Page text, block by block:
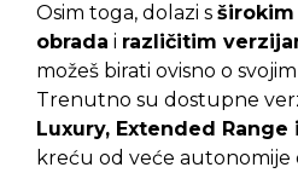
Osim toga, dolazi s
obrada i različitim
možeš birati ovisno o
Trenutno su dostupne
Luxury, Extended Range
kreću od veće autonomije